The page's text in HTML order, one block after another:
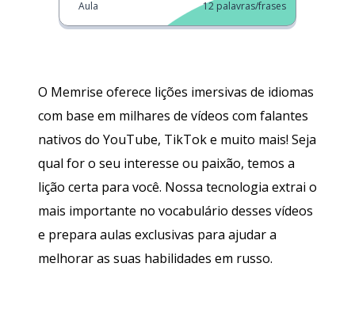
O Memrise oferece lições imersivas de idiomas
com base em milhares de vídeos com falantes
nativos do YouTube, TikTok e muito mais! Seja
qual for o seu interesse ou paixão, temos a
lição certa para você. Nossa tecnologia extrai o
mais importante no vocabulário desses vídeos
e prepara aulas exclusivas para ajudar a
melhorar as suas habilidades em russo.
Aula 12 palavras/frases